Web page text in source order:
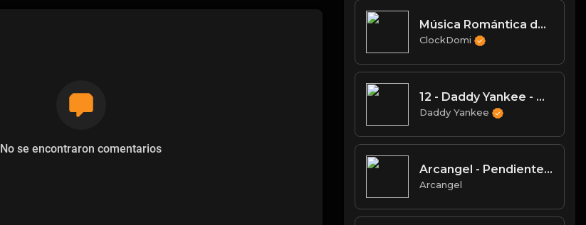
No se encontraron comentarios
Música Romántica de Amor - ClockDomi - Sueño Contigo ( Oficial Audio )
ClockDomi
12 - Daddy Yankee - Como y Vete
Daddy Yankee
Arcangel - Pendiente A Lo Suyo
Arcangel